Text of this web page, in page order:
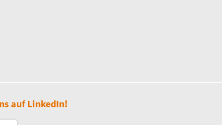
auf LinkedIn!